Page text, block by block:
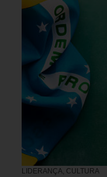
LIDERANÇA, CULTURA